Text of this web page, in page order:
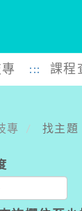
::: 課程
專 找主題